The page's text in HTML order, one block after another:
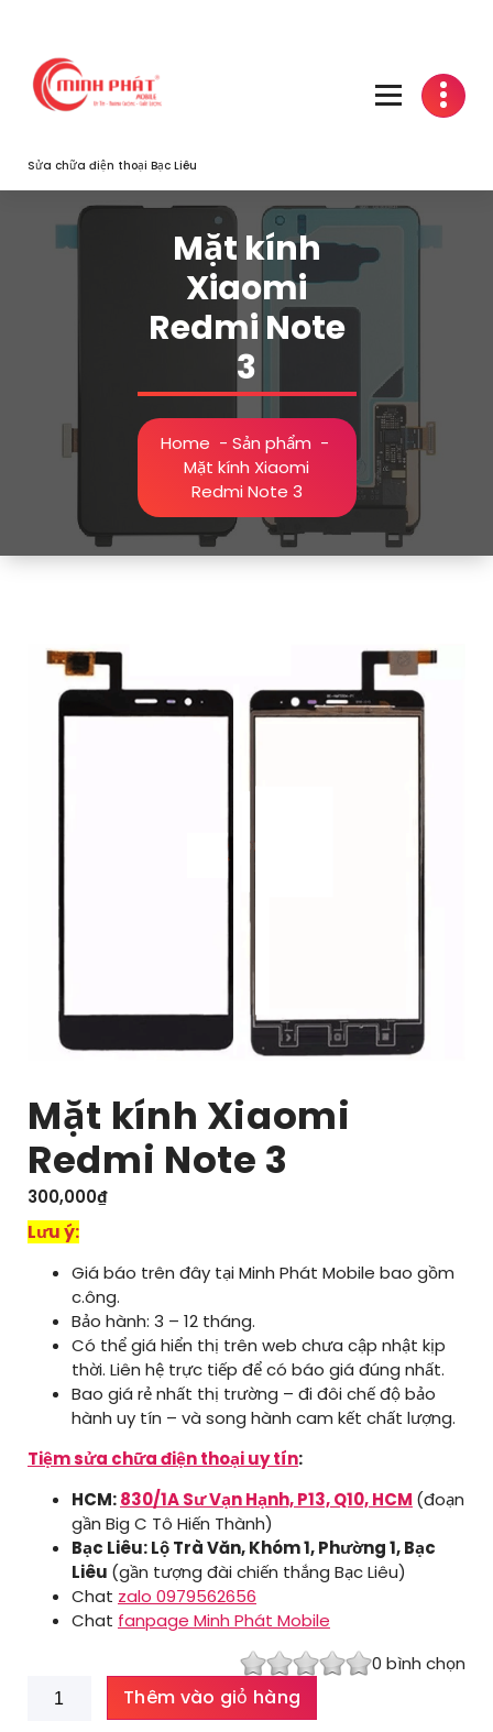
content
Sửa chữa điện thoại Bạc Liêu
Mặt kính
Xiaomi
Redmi Note
3
Home - Sản phẩm -
Mặt kính Xiaomi
Redmi Note 3
Mặt kính Xiaomi
Redmi Note 3
300,000₫
Lưu ý:
Giá báo trên đây tại Minh Phát Mobile bao gồm
c.ông.
Bảo hành: 3 – 12 tháng.
Có thể giá hiển thị trên web chưa cập nhật kịp
thời. Liên hệ trực tiếp để có báo giá đúng nhất.
Bao giá rẻ nhất thị trường – đi đôi chế độ bảo
hành uy tín – và song hành cam kết chất lượng.
Tiệm sửa chữa điện thoại uy tín:
HCM:830/1A Sư Vạn Hạnh, P13, Q10, HCM (đoạn
gần Big C Tô Hiến Thành)
Bạc Liêu: Lộ Trà Văn, Khóm 1, Phường 1, Bạc
Liêu (gần tượng đài chiến thắng Bạc Liêu)
Chat zalo 0979562656
Chat fanpage Minh Phát Mobile
0 bình chọn
Mặt
kính
Thêm vào giỏ hàng